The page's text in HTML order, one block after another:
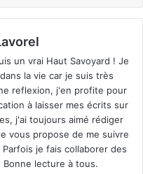
rapidement
la formation
en charge
un vrai Haut Savoyard ! Je
la vie car je suis très
reflexion, j'en profite pour
à laisser mes écrits sur
j'ai toujours aimé rédiger
vous propose de me suivre
je fais collaborer des
Bonne lecture à tous.